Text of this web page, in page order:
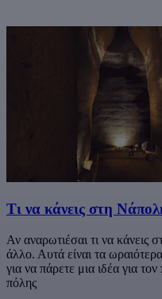
Τι να κάνεις στη
Αν αναρωτιέσαι τι να κάνεις
άλλο. Αυτά είναι τα
για να πάρετε μια ιδέα για
πόλης